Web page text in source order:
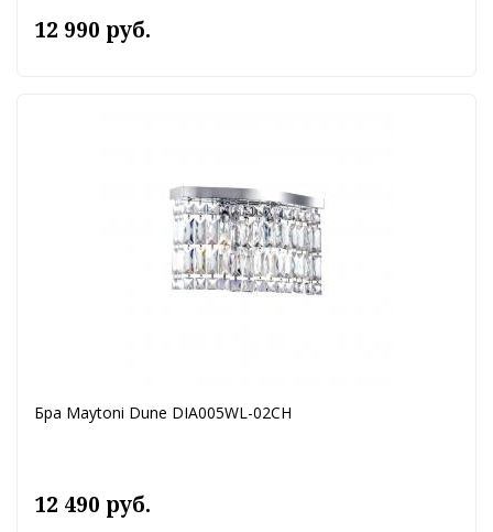
12 990 руб.
Бра Maytoni Dune DIA005WL-02CH
12 490 руб.